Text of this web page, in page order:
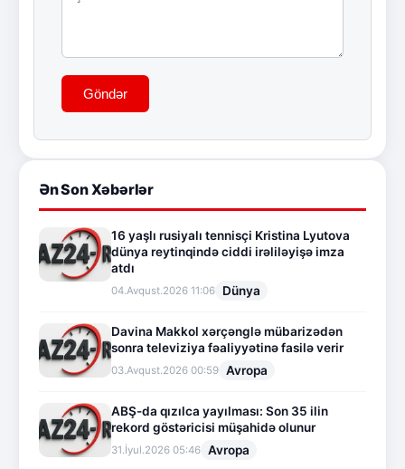
Göndər
Ən Son Xəbərlər
16 yaşlı rusiyalı tennisçi Kristina Lyutova
dünya reytinqində ciddi irəliləyişə imza
atdı
04.Avqust.2026 11:06 Dünya
Davina Makkol xərçənglə mübarizədən
sonra televiziya fəaliyyətinə fasilə verir
03.Avqust.2026 00:59 Avropa
ABŞ-da qızılca yayılması: Son 35 ilin
rekord göstəricisi müşahidə olunur
31.İyul.2026 05:46 Avropa